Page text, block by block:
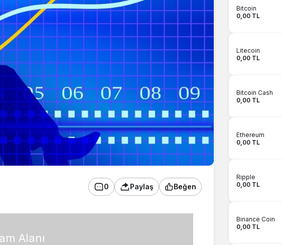
0 Paylaş Beğen
Alanı
Bitcoin
0,00 TL
Litecoin
0,00 TL
Bitcoin Cash
0,00 TL
Ethereum
0,00 TL
Ripple
0,00 TL
Binance Coin
0,00 TL